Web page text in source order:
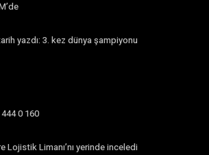
yazdı: 3. kez dünya şampiyonu
0 160
Lojistik Limanı’nı yerinde inceledi